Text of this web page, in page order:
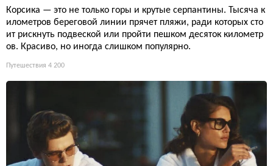
Корсика — это не только горы и крутые серпантины. Тысяча к
илометров береговой линии прячет пляжи, ради которых сто
ит рискнуть подвеской или пройти пешком десяток километр
ов. Красиво, но иногда слишком популярно.
Путешествия 4 200